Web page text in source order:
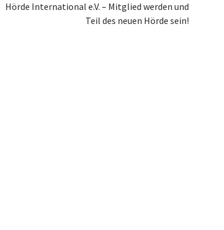
Hörde International e.V. – Mitglied werden und
Teil des neuen Hörde sein!